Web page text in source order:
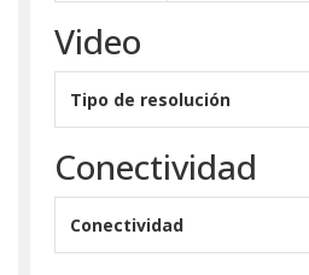
Video
Tipo de resolución
Conectividad
Conectividad